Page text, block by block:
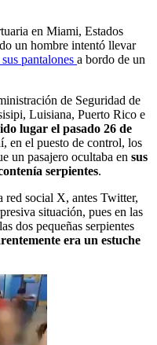
en Miami, Estados
un hombre intentó llevar
pantalones a bordo de un
de Seguridad de
Luisiana, Puerto Rico e
lugar el pasado 26 de
en el puesto de control, los
un pasajero ocultaba en sus
serpientes.
red social X, antes Twitter,
situación, pues en las
dos pequeñas serpientes
era un estuche